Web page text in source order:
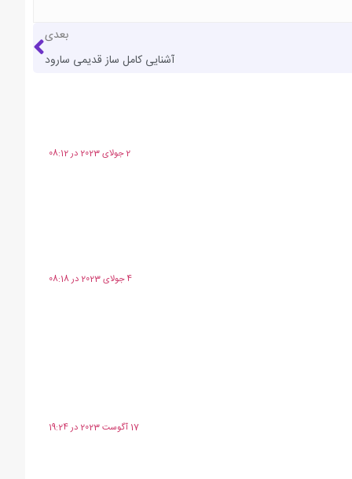
بعدی
آشنایی کامل ساز قدیمی سارود
2 جولای 2023 در 08:12
4 جولای 2023 در 08:18
17 آگوست 2023 در 19:24